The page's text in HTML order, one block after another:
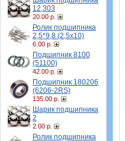
12,303
20.00 р.
Ролик подшипника
2,5*9,8 (2,5х10)
6.00 р.
Подшипник 8100
(51100)
42.00 р.
Подшипник 180206
(6206-2RS)
135.00 р.
Шарик подшипника
2
2.00 р.
Ролик подшипника